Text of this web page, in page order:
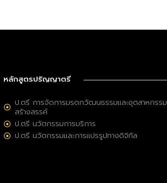
หลักสูตรปริญญาตรี
ป.ตรี การจัดการมรดกวัฒนธรรมและอุตสาหกรรม
สร้างสรรค์
ป.ตรี นวัตกรรมการบริการ
ป.ตรี นวัตกรรมและการแปรรูปทางดิจิทัล